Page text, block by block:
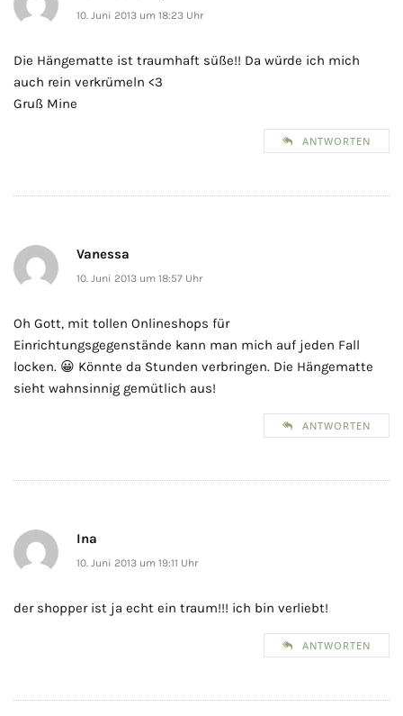
10. Juni 2013 um 18:23 Uhr
Die Hängematte ist traumhaft süße!! Da würde ich mich
auch rein verkrümeln <3
Gruß Mine
ANTWORTEN
Vanessa
10. Juni 2013 um 18:57 Uhr
Oh Gott, mit tollen Onlineshops für
Einrichtungsgegenstände kann man mich auf jeden Fall
locken. 😀 Könnte da Stunden verbringen. Die Hängematte
sieht wahnsinnig gemütlich aus!
ANTWORTEN
Ina
10. Juni 2013 um 19:11 Uhr
der shopper ist ja echt ein traum!!! ich bin verliebt!
ANTWORTEN